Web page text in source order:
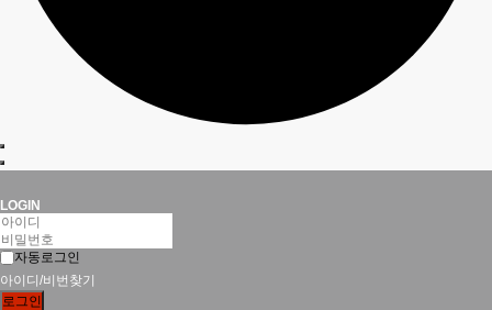
LOGIN
자동로그인
아이디/비번찾기
로그인